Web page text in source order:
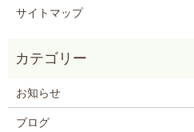
サイトマップ
お知らせ
ブログ